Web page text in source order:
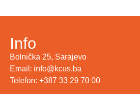
Info
Bolnička 25, Sarajevo
Email: info@kcus.ba
Telefon: +387 33 29 70 00